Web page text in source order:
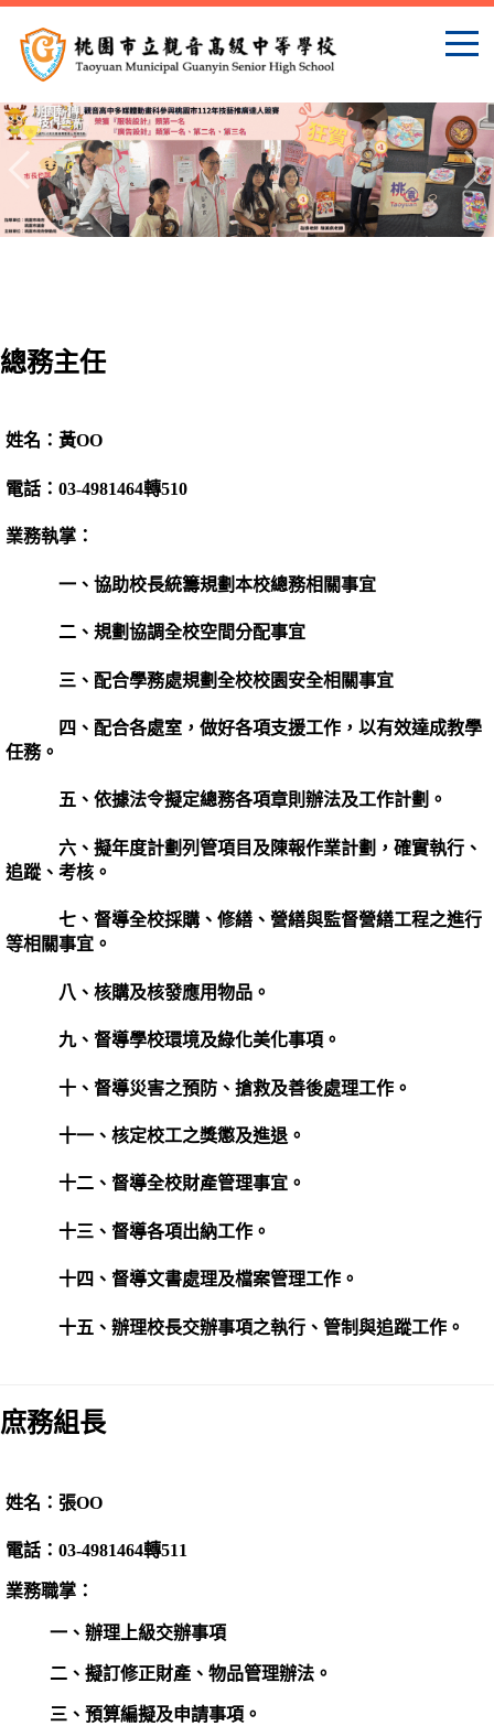
到
主
內
容
區
總務主任
姓名：黃OO
電話：03-4981464轉510
業務執掌：
一、協助校長統籌規劃本校總務相關事宜
二、規劃協調全校空間分配事宜
三、配合學務處規劃全校校園安全相關事宜
四、配合各處室，做好各項支援工作，以有效達成教學
任務。
五、依據法令擬定總務各項章則辦法及工作計劃。
六、擬年度計劃列管項目及陳報作業計劃，確實執行、
追蹤、考核。
七、督導全校採購、修繕、營繕與監督營繕工程之進行
等相關事宜。
八、核購及核發應用物品。
九、督導學校環境及綠化美化事項。
十、督導災害之預防、搶救及善後處理工作。
十一、核定校工之獎懲及進退。
十二、督導全校財產管理事宜。
十三、督導各項出納工作。
十四、督導文書處理及檔案管理工作。
十五、辦理校長交辦事項之執行、管制與追蹤工作。
庶務組長
姓名：張OO
電話：03-4981464轉511
業務職掌：
一、辦理上級交辦事項
二、擬訂修正財產、物品管理辦法。
三、預算編擬及申請事項。